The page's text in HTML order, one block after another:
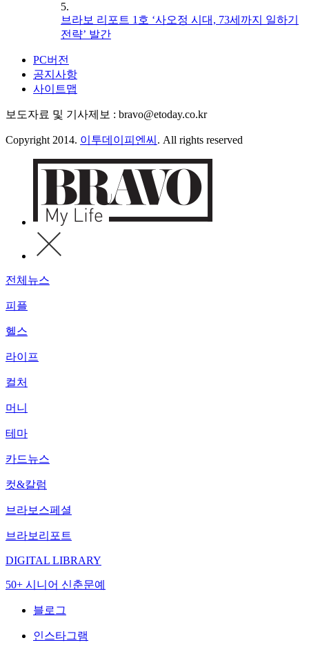
5.
브라보 리포트 1호 ‘사오정 시대, 73세까지 일하기
전략’ 발간
PC버전
공지사항
사이트맵
보도자료 및 기사제보 : bravo@etoday.co.kr
Copyright 2014. 이투데이피엔씨 . All rights reserved
전체뉴스
피플
헬스
라이프
컬처
머니
테마
카드뉴스
컷&칼럼
브라보스페셜
브라보리포트
DIGITAL LIBRARY
50+ 시니어 신춘문예
블로그
인스타그램